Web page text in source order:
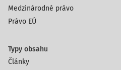
Medzinárodné právo
Právo EÚ
Typy obsahu
Články